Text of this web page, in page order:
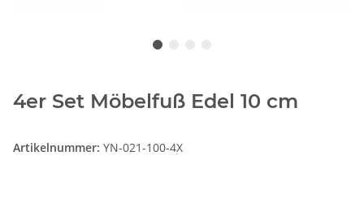
4er Set Möbelfuß Edel 10 cm
Artikelnummer: YN-021-100-4X